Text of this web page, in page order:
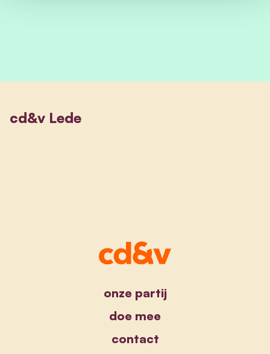
cd&v Lede
onze partij
doe mee
contact